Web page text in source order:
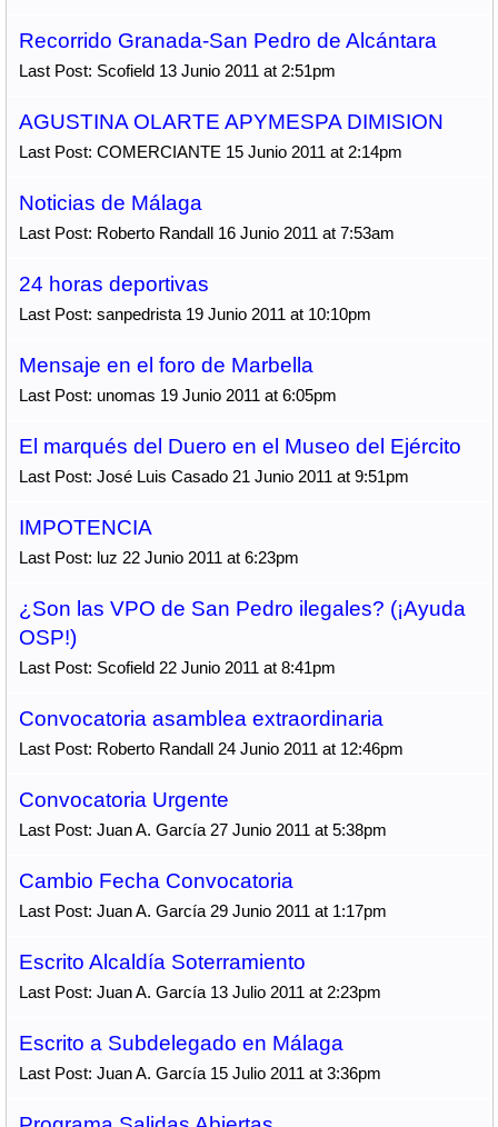
Recorrido Granada-San Pedro de Alcántara
Last Post: Scofield 13 Junio 2011 at 2:51pm
AGUSTINA OLARTE APYMESPA DIMISION
Last Post: COMERCIANTE 15 Junio 2011 at 2:14pm
Noticias de Málaga
Last Post: Roberto Randall 16 Junio 2011 at 7:53am
24 horas deportivas
Last Post: sanpedrista 19 Junio 2011 at 10:10pm
Mensaje en el foro de Marbella
Last Post: unomas 19 Junio 2011 at 6:05pm
El marqués del Duero en el Museo del Ejército
Last Post: José Luis Casado 21 Junio 2011 at 9:51pm
IMPOTENCIA
Last Post: luz 22 Junio 2011 at 6:23pm
¿Son las VPO de San Pedro ilegales? (¡Ayuda
OSP!)
Last Post: Scofield 22 Junio 2011 at 8:41pm
Convocatoria asamblea extraordinaria
Last Post: Roberto Randall 24 Junio 2011 at 12:46pm
Convocatoria Urgente
Last Post: Juan A. García 27 Junio 2011 at 5:38pm
Cambio Fecha Convocatoria
Last Post: Juan A. García 29 Junio 2011 at 1:17pm
Escrito Alcaldía Soterramiento
Last Post: Juan A. García 13 Julio 2011 at 2:23pm
Escrito a Subdelegado en Málaga
Last Post: Juan A. García 15 Julio 2011 at 3:36pm